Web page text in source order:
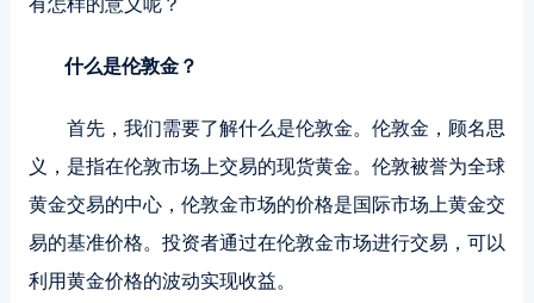
有怎样的意义呢？
什么是伦敦金？
首先，我们需要了解什么是伦敦金。伦敦金，顾名思
义，是指在伦敦市场上交易的现货黄金。伦敦被誉为全球
黄金交易的中心，伦敦金市场的价格是国际市场上黄金交
易的基准价格。投资者通过在伦敦金市场进行交易，可以
利用黄金价格的波动实现收益。